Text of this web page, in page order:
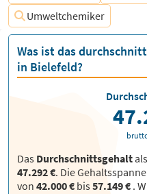
Umweltchemiker
Was ist das
in Bielefeld?
Das Durchschnittsgehaltals
47.292 €. Die
von 42.000 € bis57.149 € .